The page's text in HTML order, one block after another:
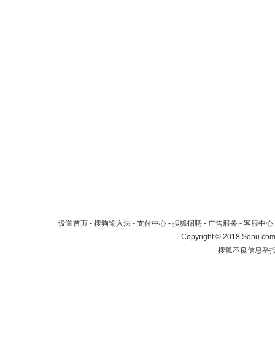
设置首页 - 搜狗输入法 - 支付中心 - 搜狐招聘 - 广告服务 - 客服中心
Copyright©2018
搜狐不良信息举